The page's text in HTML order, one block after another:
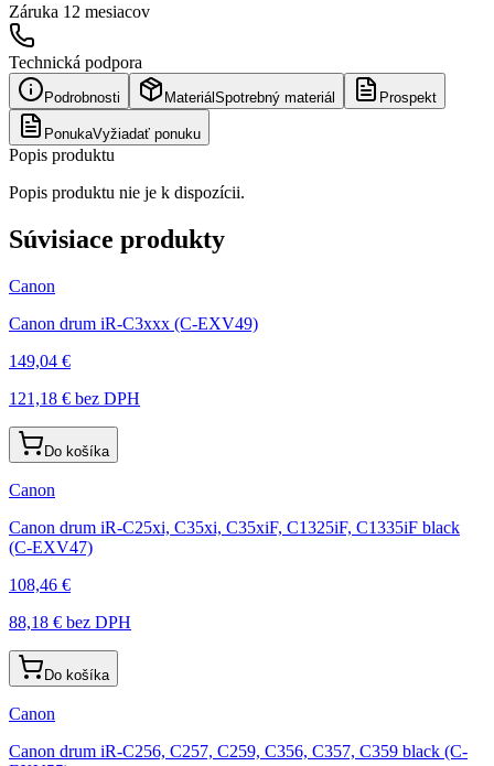
Záruka 12 mesiacov
Technická podpora
Podrobnosti Materiál Spotrebný materiál Prospekt
PonukaVyžiadať ponuku
Popis produktu
Popis produktu nie je k dispozícii.
Súvisiace produkty
Canon
Canon drum iR-C3xxx (C-EXV49)
149,04 €
121,18 € bez DPH
Do košíka
Canon
Canon drum iR-C25xi, C35xi, C35xiF, C1325iF, C1335iF black
(C-EXV47)
108,46 €
88,18 € bez DPH
Do košíka
Canon
Canon drum iR-C256, C257, C259, C356, C357, C359 black (C-